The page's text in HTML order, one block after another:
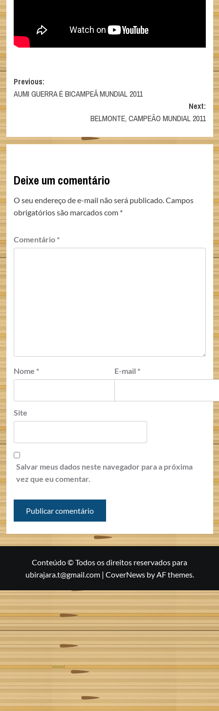
Post
navigation
Previous:
AUMI GUERRA É BICAMPEÃ MUNDIAL 2011
Next:
BELMONTE, CAMPEÃO MUNDIAL 2011
Deixe um comentário
O seu endereço de e-mail não será publicado.Campos
obrigatórios são marcados com *
Comentário *
Nome * E-mail *
Site
Salvar meus dados neste navegador para a próxima
vez que eu comentar.
Conteúdo © Todos os direitos reservados para
ubirajara.t@gmail.com | CoverNewsby AF themes.